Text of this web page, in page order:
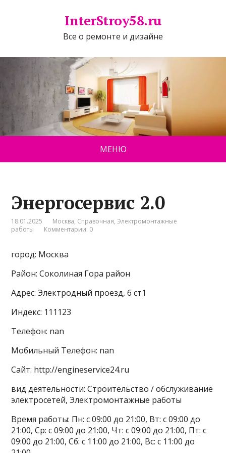
InterStroy58.ru
Все о ремонте и дизайне
МЕНЮ
Энергосервис 2.0
18.01.2025 Москва, Справочная,Электромонтажные
работы
Комментарии: 0
город: Москва
Район: Соколиная Гора район
Адрес: Электродный проезд, 6 ст1
Индекс: 111123
Телефон: nan
Мобильный Телефон: nan
Сайт: http://engineservice24.ru
вид деятельности: Строительство / обслуживание
электросетей, Электромонтажные работы
Время работы: Пн: с 09:00 до 21:00, Вт: с 09:00 до
21:00, Ср: с 09:00 до 21:00, Чт: с 09:00 до 21:00, Пт: с
09:00 до 21:00, Сб: с 11:00 до 21:00, Вс: с 11:00 до